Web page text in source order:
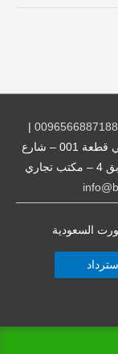
0096566887188
|
السجل التجاري: 371726 | العنوان: حولي – حولي قطعة 001 – شارع
17 – مبنى منيرة عبدالعزيز أحمد العدواني – طابق 4 – مكتب تجاري
السعودية